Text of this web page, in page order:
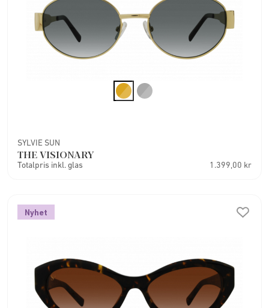
SYLVIE SUN
THE VISIONARY
Totalpris inkl. glas 1.399,00 kr
Nyhet